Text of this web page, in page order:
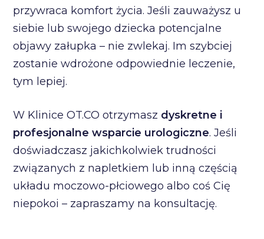
przywraca komfort życia. Jeśli zauważysz u
siebie lub swojego dziecka potencjalne
objawy załupka – nie zwlekaj. Im szybciej
zostanie wdrożone odpowiednie leczenie,
tym lepiej.
W Klinice OT.CO otrzymasz dyskretne i
profesjonalne wsparcie urologiczne. Jeśli
doświadczasz jakichkolwiek trudności
związanych z napletkiem lub inną częścią
układu moczowo-płciowego albo coś Cię
niepokoi – zapraszamy na konsultację.